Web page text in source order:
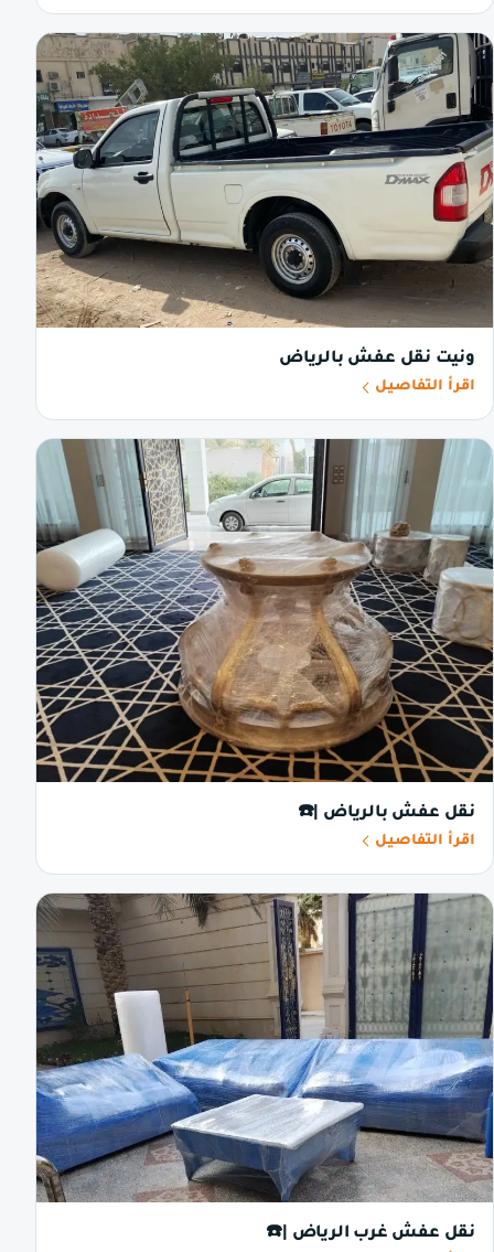
ونيت نقل عفش بالرياض
اقرأ التفاصيل
نقل عفش بالرياض |☎️
اقرأ التفاصيل
نقل عفش غرب الرياض |☎️